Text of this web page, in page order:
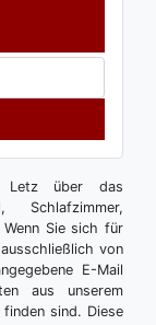
Letz über das
Sie sich für
von
E-Mail
aus unserem
sind. Diese